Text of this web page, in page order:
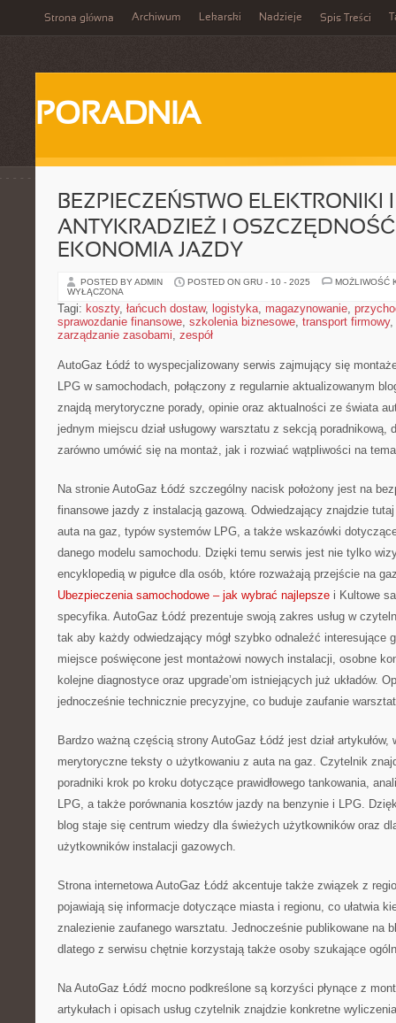
Strona główna Archiwum Lekarski Nadzieje Spis Treści
PORADNIA
BEZPIECZEŃSTWO ELEKTRONIKI I
ANTYKRADZIEŻ I
EKONOMIA JAZDY
POSTED BY ADMIN POSTED ON GRU - 10 - 2025
MOŻLIWOŚĆ
WYŁĄCZONA
Tagi: koszty, łańcuch dostaw, logistyka, magazynowanie,
sprawozdanie finansowe, szkolenia biznesowe, transport firmowy,
zarządzanie zasobami, zespół
AutoGaz Łódź to wyspecjalizowany serwis zajmujący się
LPG w samochodach, połączony z regularnie aktualizowanym
znajdą merytoryczne porady, opinie oraz aktualności ze świata
jednym miejscu dział usługowy warsztatu z sekcją poradnikową,
zarówno umówić się na montaż, jak i rozwiać wątpliwości na
Na stronie AutoGaz Łódź szczególny nacisk położony jest na
finansowe jazdy z instalacją gazową. Odwiedzający znajdzie
auta na gaz, typów systemów LPG, a także wskazówki
danego modelu samochodu. Dzięki temu serwis jest nie tylko
encyklopedią w pigułce dla osób, które rozważają przejście na
Ubezpieczenia samochodowe – jak wybrać najlepsze i Kultowe
specyfika. AutoGaz Łódź prezentuje swoją zakres usług w
tak aby każdy odwiedzający mógł szybko odnaleźć interesujące
miejsce poświęcone jest montażowi nowych instalacji, osobne
kolejne diagnostyce oraz upgrade’om istniejących już układów.
jednocześnie technicznie precyzyjne, co buduje zaufanie
Bardzo ważną częścią strony AutoGaz Łódź jest dział artykułów,
merytoryczne teksty o użytkowaniu z auta na gaz. Czytelnik
poradniki krok po kroku dotyczące prawidłowego tankowania,
LPG, a także porównania kosztów jazdy na benzynie i LPG.
blog staje się centrum wiedzy dla świeżych użytkowników oraz
użytkowników instalacji gazowych.
Strona internetowa AutoGaz Łódź akcentuje także związek z
pojawiają się informacje dotyczące miasta i regionu, co ułatwia
znalezienie zaufanego warsztatu. Jednocześnie publikowane na
dlatego z serwisu chętnie korzystają także osoby szukające
Na AutoGaz Łódź mocno podkreślone są korzyści płynące z
artykułach i opisach usług czytelnik znajdzie konkretne